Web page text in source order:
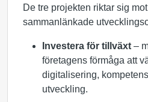
De tre projekten riktar sig
sammanlänkade
Investera för tillväxt –
företagens förmåga att
digitalisering,
utveckling.